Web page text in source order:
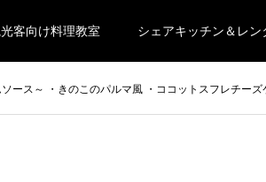
客向け料理教室 シェアキッチン＆レン
ス～ ・きのこのパルマ風 ・ココットスフレチーズ